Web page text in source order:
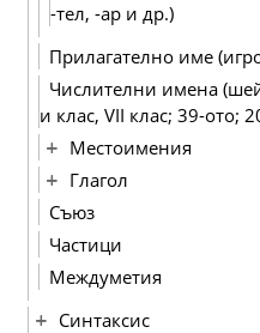
-тел, -ар и др.)
Прилагателно име
Числителни имена
и клас, VІІ клас; 39-ото;
Местоимения
Глагол
Съюз
Частици
Междуметия
Синтаксис